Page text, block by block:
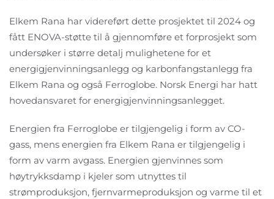
Elkem Rana har videreført dette prosjektet til 2024 og
fått ENOVA-støtte til å gjennomføre et forprosjekt som
undersøker i større detalj mulighetene for et
energigjenvinningsanlegg og karbonfangstanlegg fra
Elkem Rana og også Ferroglobe. Norsk Energi har hatt
hovedansvaret for energigjenvinningsanlegget.
Energien fra Ferroglobe er tilgjengelig i form av CO-
gass, mens energien fra Elkem Rana er tilgjengelig i
form av varm avgass. Energien gjenvinnes som
høytrykksdamp i kjeler som utnyttes til
strømproduksjon, fjernvarmeproduksjon og varme til et